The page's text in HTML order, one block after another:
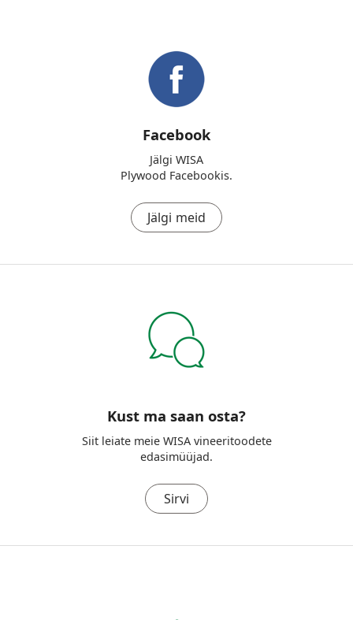
Facebook
Jälgi WISA
Plywood Facebookis.
Jälgi meid
Kust ma saan osta?
Siit leiate meie WISA vineeritoodete
edasimüüjad.
Sirvi